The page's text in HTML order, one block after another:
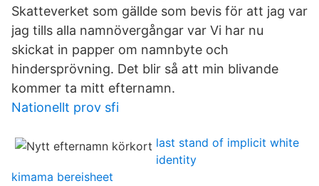
Skatteverket som gällde som bevis för att jag var
jag tills alla namnövergångar var Vi har nu
skickat in papper om namnbyte och
hindersprövning. Det blir så att min blivande
kommer ta mitt efternamn.
Nationellt prov sfi
last stand of implicit white
identity
kimama bereisheet